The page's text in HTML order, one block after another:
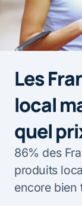
Les
local
quel
86% des
produits
encore